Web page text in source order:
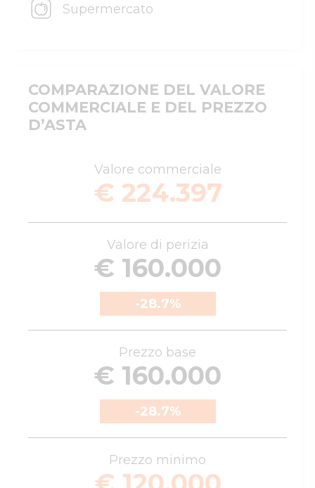
Supermercato
COMPARAZIONE DEL VALORE
COMMERCIALE E DEL PREZZO
D’ASTA
Valore commerciale
€ 224.397
Valore di perizia
€ 160.000
-28.7%
Prezzo base
€ 160.000
-28.7%
Prezzo minimo